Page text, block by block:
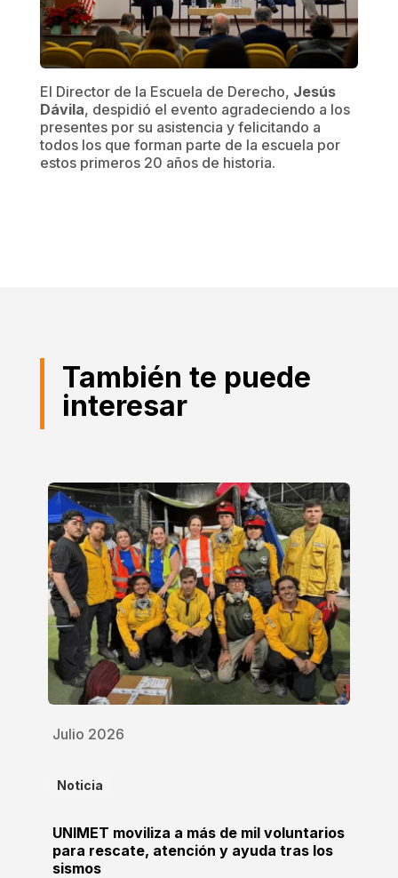
El Director de la Escuela de Derecho, Jesús
Dávila, despidió el evento agradeciendo a los
presentes por su asistencia y felicitando a
todos los que forman parte de la escuela por
estos primeros 20 años de historia.
También te puede
interesar
Julio 2026
Noticia
UNIMET moviliza a más de mil voluntarios
para rescate, atención y ayuda tras los
sismos